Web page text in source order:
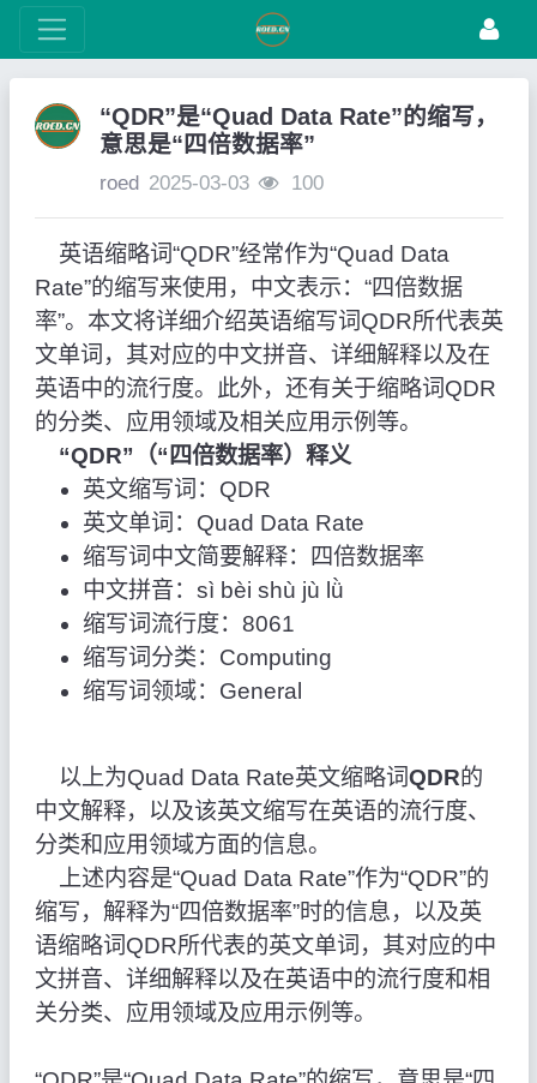
“QDR”是“Quad Data Rate”的缩写，
意思是“四倍数据率”
roed 2025-03-03 100
英语缩略词“QDR”经常作为“Quad Data
Rate”的缩写来使用，中文表示：“四倍数据
率”。本文将详细介绍英语缩写词QDR所代表英
文单词，其对应的中文拼音、详细解释以及在
英语中的流行度。此外，还有关于缩略词QDR
的分类、应用领域及相关应用示例等。
“QDR”（“四倍数据率）释义
英文缩写词：QDR
英文单词：Quad Data Rate
缩写词中文简要解释：四倍数据率
中文拼音：sì bèi shù jù lǜ
缩写词流行度：8061
缩写词分类：Computing
缩写词领域：General
以上为Quad Data Rate英文缩略词QDR的
中文解释，以及该英文缩写在英语的流行度、
分类和应用领域方面的信息。
上述内容是“Quad Data Rate”作为“QDR”的
缩写，解释为“四倍数据率”时的信息，以及英
语缩略词QDR所代表的英文单词，其对应的中
文拼音、详细解释以及在英语中的流行度和相
关分类、应用领域及应用示例等。